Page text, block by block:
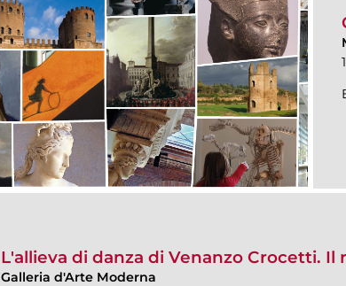
L'allieva di danza di Venanzo Crocetti. Il
Galleria d'Arte Moderna